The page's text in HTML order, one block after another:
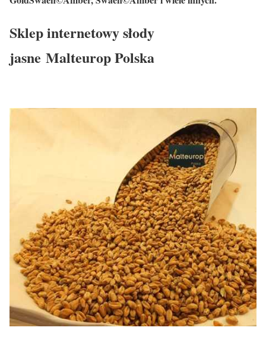
Sklep internetowy słody
jasne Malteurop Polska